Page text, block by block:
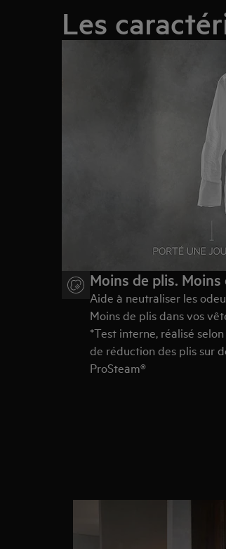
Les
Moins de plis.
Aide à neutraliser les
Moins de plis dans vos
*Test interne, réalisé
de réduction des plis sur
ProSteam®